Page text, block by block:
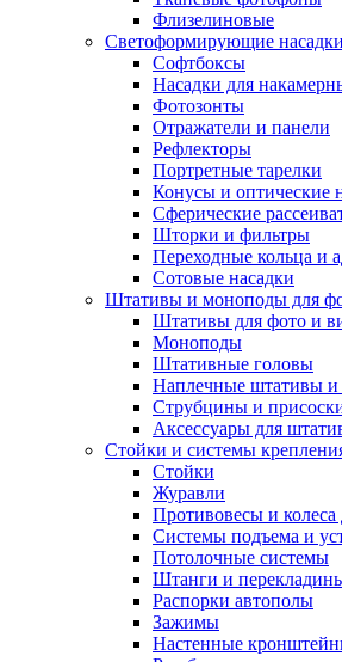
Флизелиновые
Светоформирующие
Софтбоксы
Насадки для
Фотозонты
Отражатели и панели
Рефлекторы
Портретные тарелки
Конусы и оптические
Сферические
Шторки и фильтры
Переходные кольца и
Сотовые насадки
Штативы и моноподы для
Штативы для фото и
Моноподы
Штативные головы
Наплечные штативы и
Струбцины и
Аксессуары для
Стойки и системы
Стойки
Журавли
Противовесы и колеса
Системы подъема и
Потолочные системы
Штанги и
Распорки автополы
Зажимы
Настенные